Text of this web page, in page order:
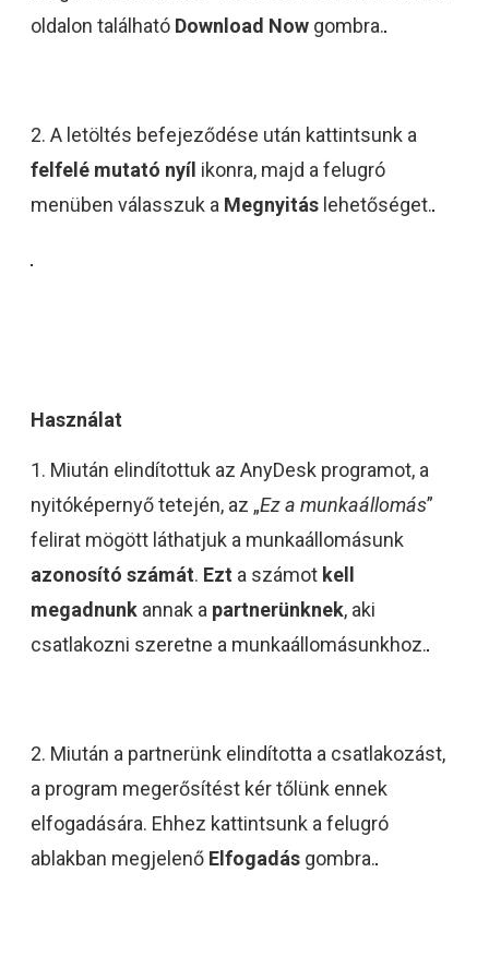
oldalon található Download Now gombra.
2. A letöltés befejeződése után kattintsunk a
felfelé mutató nyíl ikonra, majd a felugró
menüben válasszuk a Megnyitás lehetőséget.
Használat
1. Miután elindítottuk az AnyDesk programot, a
nyitóképernyő tetején, az „Ez a munkaállomás”
felirat mögött láthatjuk a munkaállomásunk
azonosító számát. Ezt a számot kell
megadnunk annak a partnerünknek, aki
csatlakozni szeretne a munkaállomásunkhoz.
2. Miután a partnerünk elindította a csatlakozást,
a program megerősítést kér tőlünk ennek
elfogadására. Ehhez kattintsunk a felugró
ablakban megjelenő Elfogadás gombra.